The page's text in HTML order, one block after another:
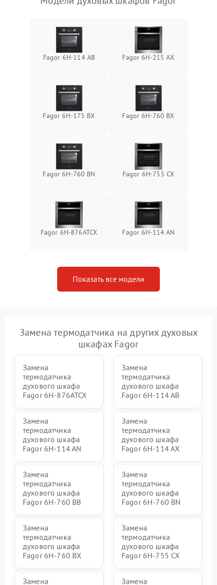
Fagor 6H-114 AB Fagor 6H-215 AX
Fagor 6H-175 BX Fagor 6H-760 BX
Fagor 6H-760 BN Fagor 6H-755 CX
Fagor 6H-876ATCX Fagor 6H-114 AN
Показать все модели
Замена термодатчика на других духовых
шкафах Fagor
Замена
термодатчика
духового шкафа
Fagor 6H-876ATCX
Замена
термодатчика
духового шкафа
Fagor 6H-114 AB
Замена
термодатчика
духового шкафа
Fagor 6H-114 AN
Замена
термодатчика
духового шкафа
Fagor 6H-114 AX
Замена
термодатчика
духового шкафа
Fagor 6H-760 BB
Замена
термодатчика
духового шкафа
Fagor 6H-760 BN
Замена
термодатчика
духового шкафа
Fagor 6H-760 BX
Замена
термодатчика
духового шкафа
Fagor 6H-755 CX
Замена Замена